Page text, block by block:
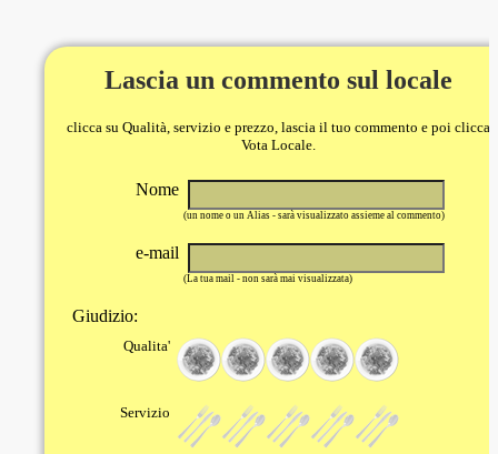
Lascia un commento sul locale
clicca su Qualità, servizio e prezzo, lascia il tuo commento e poi clicca
Vota Locale.
Nome
(un nome o un Alias - sarà visualizzato assieme al commento)
e-mail
(La tua mail - non sarà mai visualizzata)
Giudizio:
Qualita'
Servizio